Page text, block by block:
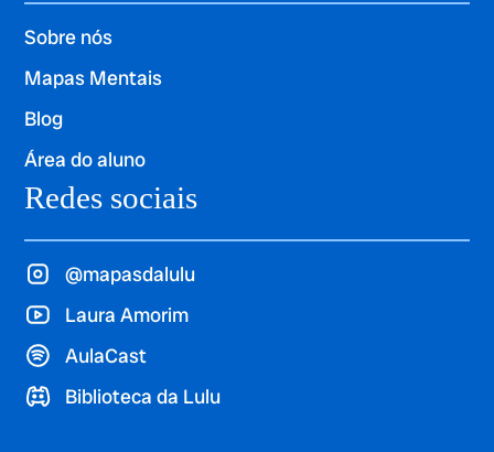
Sobre nós
Mapas Mentais
Blog
Área do aluno
Redes sociais
@mapasdalulu
Laura Amorim
AulaCast
Biblioteca da Lulu